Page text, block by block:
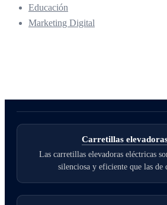
Educación
Marketing Digital
Carretillas
Las carretillas elevadoras eléctricas
silenciosa y eficiente que las de